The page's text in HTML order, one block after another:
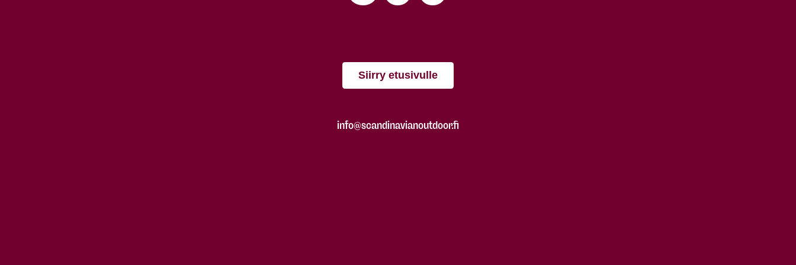
Siirry etusivulle
info@scandinavianoutdoor.fi